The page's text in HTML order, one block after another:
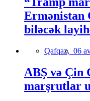
Ermənistan
biləcək
Qafqaz, 06
ABŞ və Çin
marşrutlar